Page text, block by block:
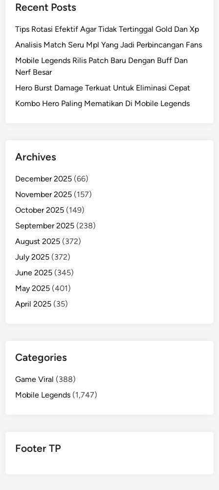
Recent Posts
Tips Rotasi Efektif Agar Tidak Tertinggal Gold Dan Xp
Analisis Match Seru Mpl Yang Jadi Perbincangan Fans
Mobile Legends Rilis Patch Baru Dengan Buff Dan
Nerf Besar
Hero Burst Damage Terkuat Untuk Eliminasi Cepat
Kombo Hero Paling Mematikan Di Mobile Legends
Archives
December 2025 (66)
November 2025 (157)
October 2025 (149)
September 2025 (238)
August 2025 (372)
July 2025 (372)
June 2025 (345)
May 2025 (401)
April 2025 (35)
Categories
Game Viral (388)
Mobile Legends (1,747)
Footer TP